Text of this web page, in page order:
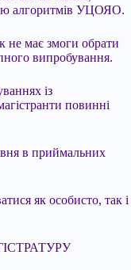
алгоритмів УЦОЯО.
має змоги обрати
випробування.
із
повинні
в приймальних
як особисто, так і